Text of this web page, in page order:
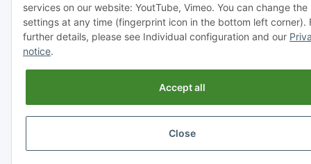
services on our website: YoutTube, Vimeo. You can change the
settings at any time (fingerprint icon in the bottom left corner).
further details, please see Individual configuration and our
notice.
Accept all
Close